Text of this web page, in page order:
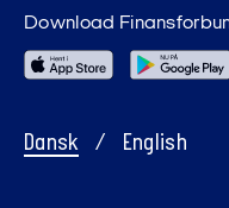
Dansk / English
Download